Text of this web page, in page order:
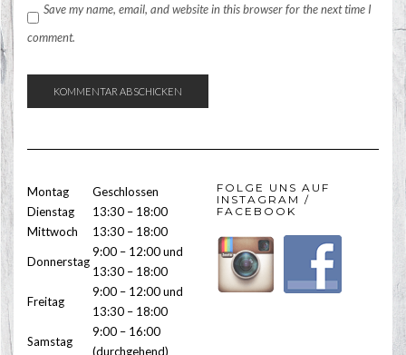
Save my name, email, and website in this browser for the next time I
comment.
Montag
Geschlossen
Dienstag
13:30 – 18:00
Mittwoch
13:30 – 18:00
Donnerstag
9:00 – 12:00 und
13:30 – 18:00
Freitag
9:00 – 12:00 und
13:30 – 18:00
Samstag
9:00 – 16:00
(durchgehend)
FOLGE UNS AUF
INSTAGRAM /
FACEBOOK